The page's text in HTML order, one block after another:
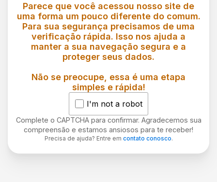
Parece que você acessou nosso site de
uma forma um pouco diferente do comum.
Para sua segurança precisamos de uma
verificação rápida. Isso nos ajuda a
manter a sua navegação segura e a
proteger seus dados.
Não se preocupe, essa é uma etapa
simples e rápida!
I'm not a robot
Complete o CAPTCHA para confirmar. Agradecemos sua
compreensão e estamos ansiosos para te receber!
Precisa de ajuda? Entre em contato conosco.